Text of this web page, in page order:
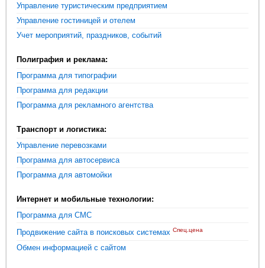
Управление туристическим предприятием
Управление гостиницей и отелем
Учет мероприятий, праздников, событий
Полиграфия и реклама:
Программа для типографии
Программа для редакции
Программа для рекламного агентства
Транспорт и логистика:
Управление перевозками
Программа для автосервиса
Программа для автомойки
Интернет и мобильные технологии:
Программа для СМС
Продвижение сайта в поисковых системах Спец.цена
Обмен информацией с сайтом